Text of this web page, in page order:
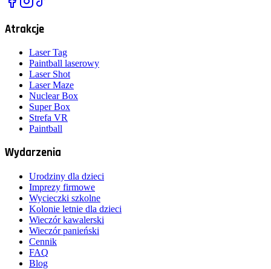
Atrakcje
Laser Tag
Paintball laserowy
Laser Shot
Laser Maze
Nuclear Box
Super Box
Strefa VR
Paintball
Wydarzenia
Urodziny dla dzieci
Imprezy firmowe
Wycieczki szkolne
Kolonie letnie dla dzieci
Wieczór kawalerski
Wieczór panieński
Cennik
FAQ
Blog